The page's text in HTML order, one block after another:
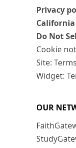
Privacy
Do Not
Cookie
Site:
Widget:
OUR